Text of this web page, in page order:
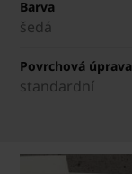
Barva
šedá
Povrchová úprava
standardní